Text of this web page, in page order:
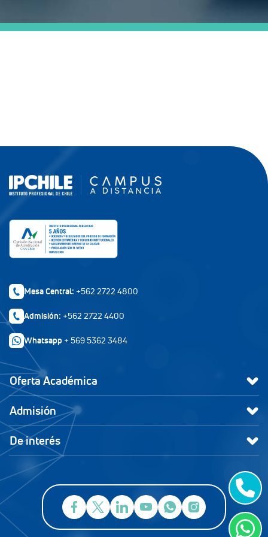
Mesa Central: +562 2722 4800
Admisión: +562 2722 4400
Whatsapp + 569 5362 3484
Oferta Académica
Admisión
De interés